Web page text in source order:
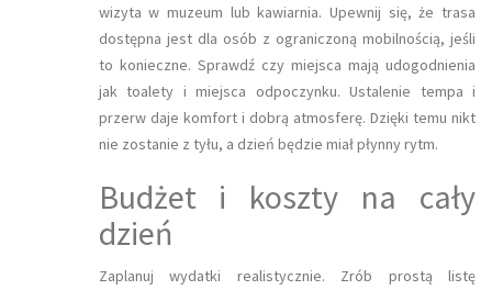
wizyta w muzeum lub kawiarnia. Upewnij się, że trasa
dostępna jest dla osób z ograniczoną mobilnością, jeśli
to konieczne. Sprawdź czy miejsca mają udogodnienia
jak toalety i miejsca odpoczynku. Ustalenie tempa i
przerw daje komfort i dobrą atmosferę. Dzięki temu nikt
nie zostanie z tyłu, a dzień będzie miał płynny rytm.
Budżet i koszty na cały
dzień
Zaplanuj wydatki realistycznie. Zrób prostą listę